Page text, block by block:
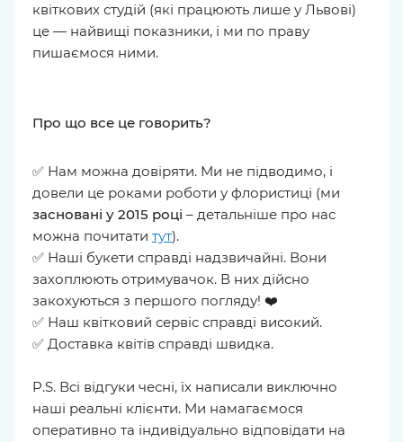
квіткових студій (які працюють лише у Львові)
це — найвищі показники, і ми по праву
пишаємося ними.
Про що все це говорить?
✅ Нам можна довіряти. Ми не підводимо, і
довели це роками роботи у флористиці (ми
засновані у 2015 році – детальніше про нас
можна почитати тут).
✅ Наші букети справді надзвичайні. Вони
захоплюють отримувачок. В них дійсно
закохуються з першого погляду! ❤️
✅ Наш квітковий сервіс справді високий.
✅ Доставка квітів справді швидка.
P.S. Всі відгуки чесні, їх написали виключно
наші реальні клієнти. Ми намагаємося
оперативно та індивідуально відповідати на